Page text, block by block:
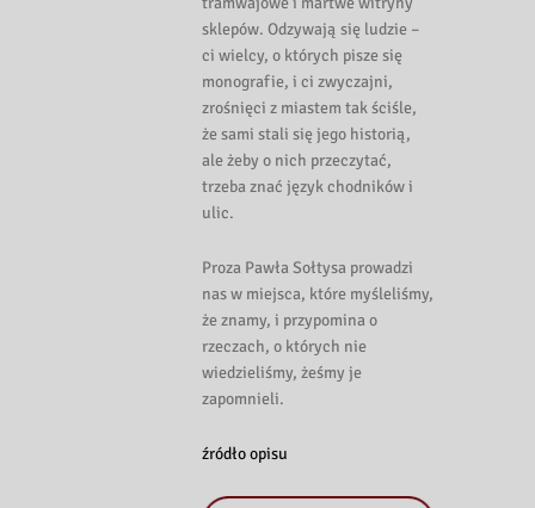
sklepów. Odzywają się ludzie –
ci wielcy, o których pisze się
monografie, i ci zwyczajni,
zrośnięci z miastem tak ściśle,
że sami stali się jego historią,
ale żeby o nich przeczytać,
trzeba znać język chodników i
ulic.
Proza Pawła Sołtysa prowadzi
nas w miejsca, które myśleliśmy,
że znamy, i przypomina o
rzeczach, o których nie
wiedzieliśmy, żeśmy je
zapomnieli.
źródło opisu